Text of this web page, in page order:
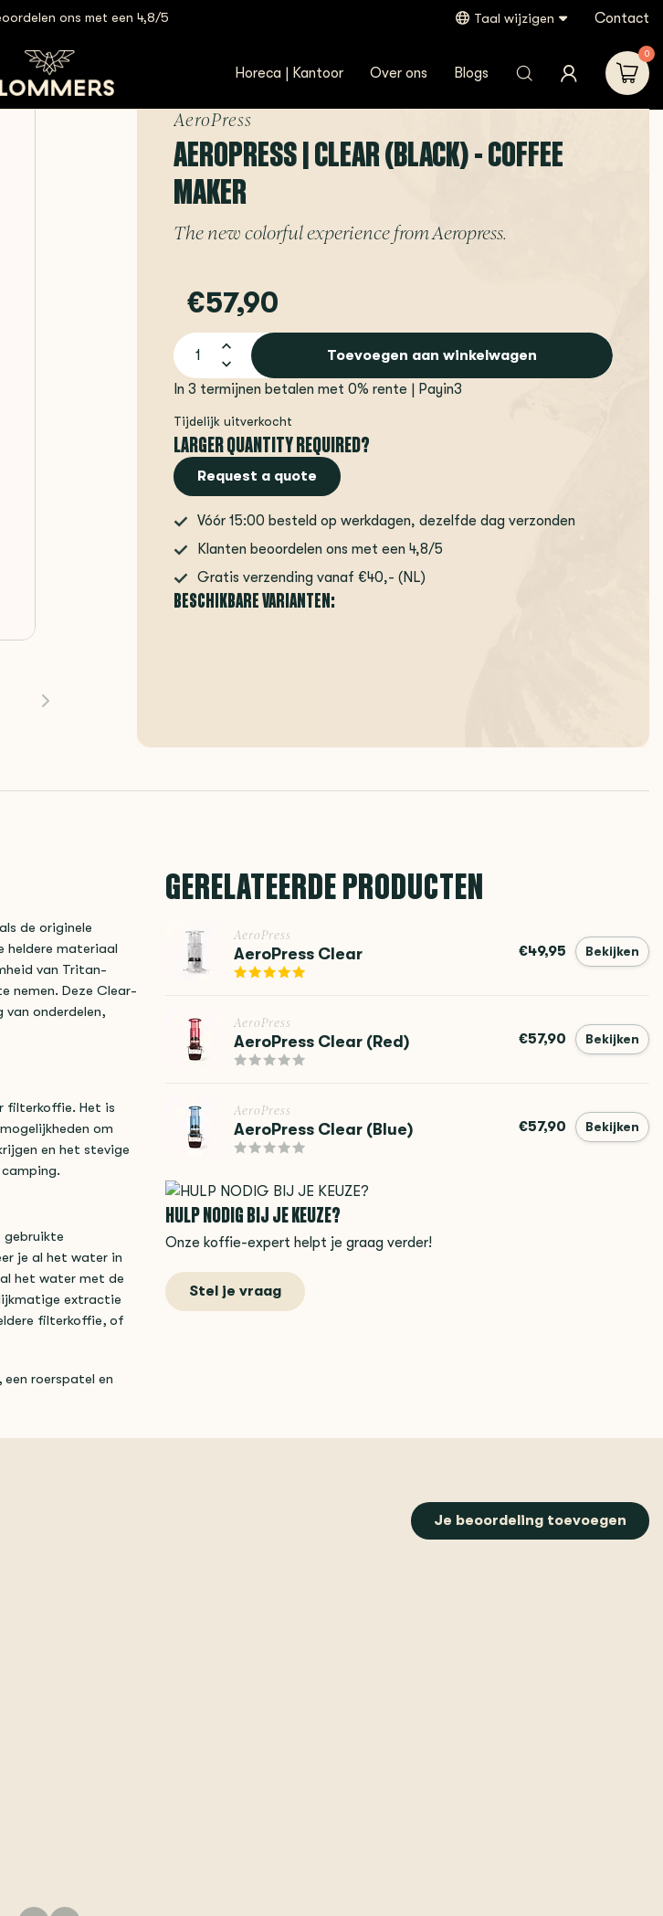
ons met een 4,8/5 Taal wijzigen Contact
Horeca | Kantoor Over ons Blogs
0
maker
AeroPress
AEROPRESS | CLEAR (BLACK) - COFFEE
MAKER
The new colorful experience from Aeropress.
€57,90
Toevoegen aan winkelwagen
In 3 termijnen betalen met 0% rente | Payin3
Tijdelijk uitverkocht
LARGER QUANTITY REQUIRED?
Request a quote
Vóór 15:00 besteld op werkdagen, dezelfde dag verzonden
Klanten beoordelen ons met een 4,8/5
Gratis verzending vanaf €40,- (NL)
BESCHIKBARE VARIANTEN:
de originele
heldere materiaal
van Tritan-
nemen. Deze Clear-
van onderdelen,
filterkoffie. Het is
om
en het stevige
gebruikte
je al het water in
het water met de
extractie
filterkoffie, of
een roerspatel en
GERELATEERDE PRODUCTEN
AeroPress
AeroPress Clear €49,95 Bekijken
AeroPress
AeroPress Clear (Red) €57,90 Bekijken
AeroPress
AeroPress Clear (Blue) €57,90 Bekijken
HULP NODIG BIJ JE KEUZE?
Onze koffie-expert helpt je graag verder!
Stel je vraag
Je beoordeling toevoegen